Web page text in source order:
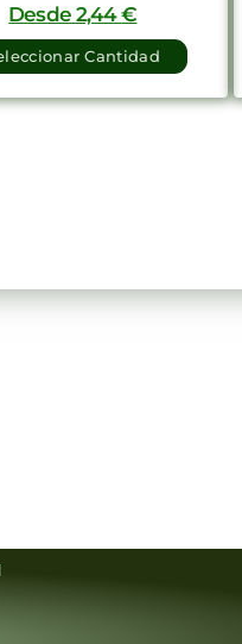
Desde 2,44€
Cantidad